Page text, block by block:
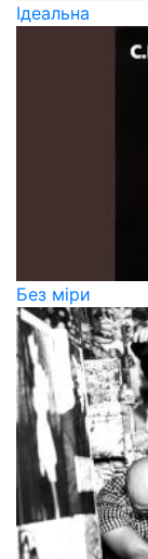
Ідеальна
Без міри